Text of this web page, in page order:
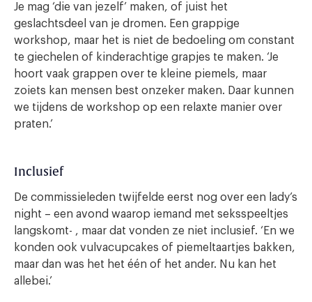
Je mag ‘die van jezelf’ maken, of juist het
geslachtsdeel van je dromen. Een grappige
workshop, maar het is niet de bedoeling om constant
te giechelen of kinderachtige grapjes te maken. ‘Je
hoort vaak grappen over te kleine piemels, maar
zoiets kan mensen best onzeker maken. Daar kunnen
we tijdens de workshop op een relaxte manier over
praten.’
Inclusief
De commissieleden twijfelde eerst nog over een lady’s
night – een avond waarop iemand met seksspeeltjes
langskomt- , maar dat vonden ze niet inclusief. ‘En we
konden ook vulvacupcakes of piemeltaartjes bakken,
maar dan was het het één of het ander. Nu kan het
allebei.’